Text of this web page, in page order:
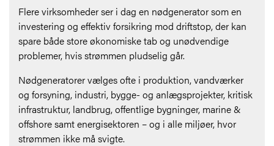
Flere virksomheder ser i dag en nødgenerator som en
investering og effektiv forsikring mod driftstop, der kan
spare både store økonomiske tab og unødvendige
problemer, hvis strømmen pludselig går.
Nødgeneratorer vælges ofte i produktion, vandværker
og forsyning, industri, bygge- og anlægsprojekter, kritisk
infrastruktur, landbrug, offentlige bygninger, marine &
offshore samt energisektoren – og i alle miljøer, hvor
strømmen ikke må svigte.